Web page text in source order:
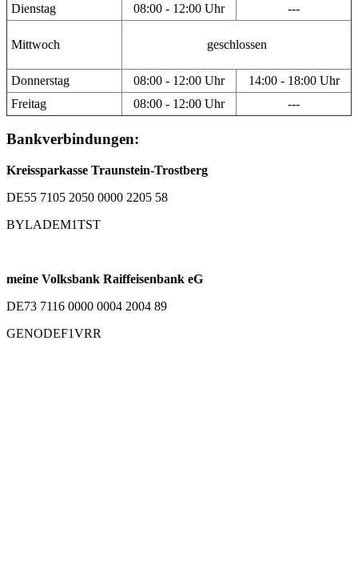
Dienstag
08:00 - 12:00 Uhr ---
Mittwoch geschlossen
Donnerstag 08:00 - 12:00 Uhr
14:00 - 18:00 Uhr
Freitag
08:00 - 12:00 Uhr ---
Bankverbindungen:
Kreissparkasse Traunstein-Trostberg
DE55 7105 2050 0000 2205 58
BYLADEM1TST
meine Volksbank Raiffeisenbank eG
DE73 7116 0000 0004 2004 89
GENODEF1VRR